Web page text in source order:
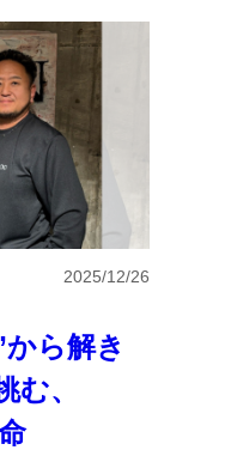
ら解き
、
2025/12/26